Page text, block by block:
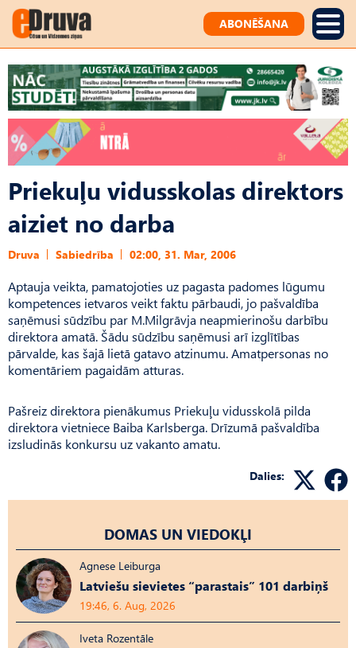
ABONĒŠANA
Priekuļu vidusskolas direktors
aiziet no darba
Druva Sabiedrība 02:00, 31. Mar, 2006
Aptauja veikta, pamatojoties uz pagasta padomes lūgumu
kompetences ietvaros veikt faktu pārbaudi, jo pašvaldība
saņēmusi sūdzību par M.Milgrāvja neapmierinošu darbību
direktora amatā. Šādu sūdzību saņēmusi arī izglītības
pārvalde, kas šajā lietā gatavo atzinumu. Amatpersonas no
komentāriem pagaidām atturas.
Pašreiz direktora pienākumus Priekuļu vidusskolā pilda
direktora vietniece Baiba Karlsberga. Drīzumā pašvaldība
izsludinās konkursu uz vakanto amatu.
Dalies:
DOMAS UN VIEDOKĻI
Agnese Leiburga
Latviešu sievietes “parastais” 101 darbiņš
19:46, 6. Aug, 2026
Iveta Rozentāle